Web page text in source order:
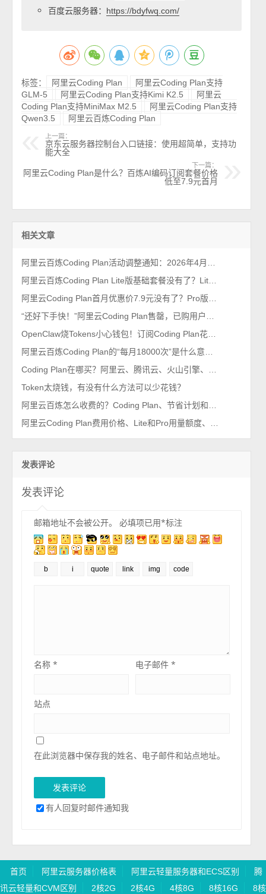
百度云服务器： https://bdyfwq.com/
标签： 阿里云Coding Plan
阿里云Coding Plan支持
GLM-5
阿里云Coding Plan支持Kimi K2.5
阿里云
Coding Plan支持MiniMax M2.5
阿里云Coding Plan支持
Qwen3.5
阿里云百炼Coding Plan
上一篇：
京东云服务器控制台入口链接：使用超简单，支持功
能大全
下一篇：
阿里云Coding Plan是什么？百炼AI编码订阅套餐价格
低至7.9元首月
相关文章
Token太烧钱，有没有什么方法可以少花钱？
发表评论
发表评论
邮箱地址不会被公开。 必填项已用*标注
名称* 电子邮件*
站点
在此浏览器中保存我的姓名、电子邮件和站点地址。
有人回复时邮件通知我
首页 阿里云服务器价格表 阿里云轻量服务器和ECS区别
腾
讯云轻量和CVM区别
2核2G 2核4G 4核8G 8核16G 8核